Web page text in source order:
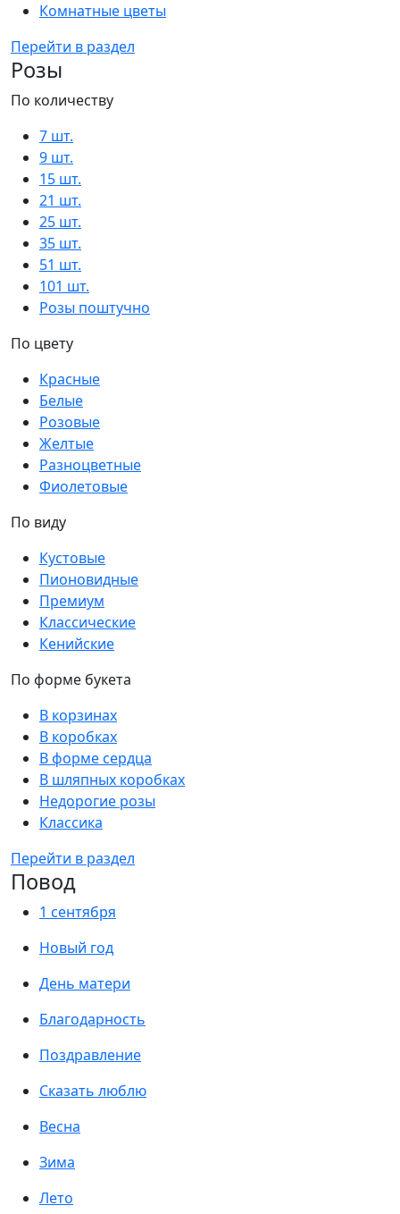
Комнатные цветы
Перейти в раздел
Розы
По количеству
7 шт.
9 шт.
15 шт.
21 шт.
25 шт.
35 шт.
51 шт.
101 шт.
Розы поштучно
По цвету
Красные
Белые
Розовые
Желтые
Разноцветные
Фиолетовые
По виду
Кустовые
Пионовидные
Премиум
Классические
Кенийские
По форме букета
В корзинах
В коробках
В форме сердца
В шляпных коробках
Недорогие розы
Классика
Перейти в раздел
Повод
1 сентября
Новый год
День матери
Благодарность
Поздравление
Сказать люблю
Весна
Зима
Лето